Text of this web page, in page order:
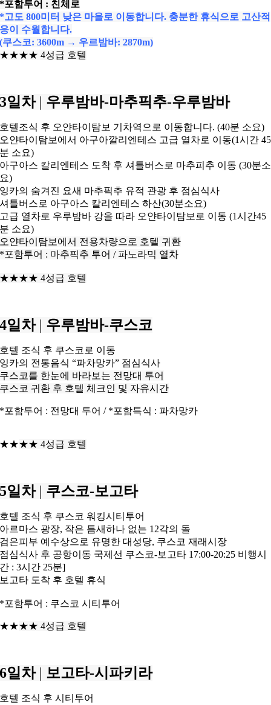
*포함투어 : 친체로
*고도 800미터 낮은 마을로 이동합니다. 충분한 휴식으로 고산적
응이 수월합니다.
(쿠스코: 3600m → 우르밤바: 2870m)
★★★★4성급 호텔
3일차 | 우루밤바-마추픽추-우루밤바
호텔조식 후 오얀타이탐보 기차역으로 이동합니다. (40분 소요)
오얀타이탐보에서 아구아깔리엔테스 고급 열차로 이동(1시간 45
분 소요)
아구아스 칼리엔테스 도착 후 셔틀버스로 마추피추 이동 (30분소
요)
잉카의 숨겨진 요새 마추픽추 유적 관광 후 점심식사
셔틀버스로 아구아스 칼리엔테스 하산(30분소요)
고급 열차로 우루밤바 강을 따라 오얀타이탐보로 이동 (1시간45
분 소요)
오얀타이탐보에서 전용차량으로 호텔 귀환
*포함투어 : 마추픽추 투어 / 파노라믹 열차
★★★★ 4성급 호텔
4일차 | 우루밤바-쿠스코
호텔 조식 후 쿠스코로 이동
잉카의 전통음식 “파차망카” 점심식사
쿠스코를 한눈에 바라보는 전망대 투어
쿠스코 귀환 후 호텔 체크인 및 자유시간
*포함투어 : 전망대 투어 / *포함특식 : 파차망카
★★★★ 4성급 호텔
5일차 | 쿠스코-보고타
호텔 조식 후 쿠스코 워킹시티투어
아르마스 광장, 작은 틈새하나 없는 12각의 돌
검은피부 예수상으로 유명한 대성당, 쿠스코 재래시장
점심식사 후 공항이동 국제선 쿠스코-보고타 17:00-20:25 비행시
간 : 3시간 25분]
보고타 도착 후 호텔 휴식
*포함투어 : 쿠스코 시티투어
★★★★ 4성급 호텔
6일차 | 보고타-시파키라
호텔 조식 후 시티투어